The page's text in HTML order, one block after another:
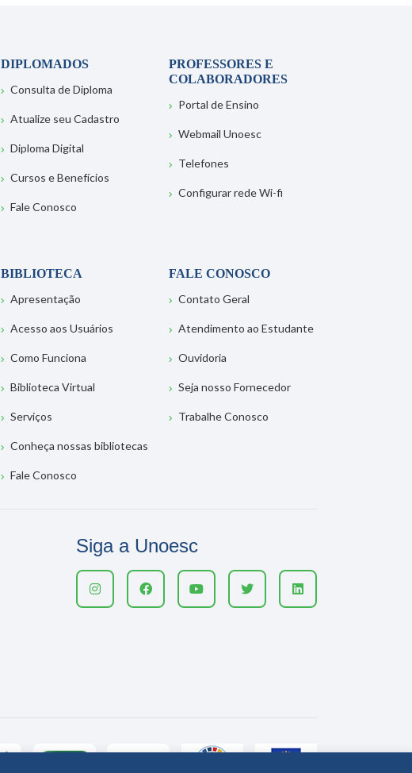
DIPLOMADOS
Consulta de Diploma
Atualize seu Cadastro
Diploma Digital
Cursos e Benefícios
Fale Conosco
PROFESSORES E
COLABORADORES
Portal de Ensino
Webmail Unoesc
Telefones
Configurar rede Wi-fi
BIBLIOTECA
Apresentação
Acesso aos Usuários
Como Funciona
Biblioteca Virtual
Serviços
Conheça nossas bibliotecas
Fale Conosco
FALE CONOSCO
Contato Geral
Atendimento ao Estudante
Ouvidoria
Seja nosso Fornecedor
Trabalhe Conosco
Siga a Unoesc